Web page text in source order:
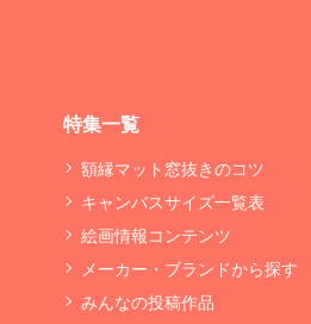
特集一覧
額縁マット窓抜きのコツ
キャンバスサイズ一覧表
絵画情報コンテンツ
メーカー・ブランドから探す
みんなの投稿作品